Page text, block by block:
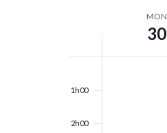
of
Events
MON
30
1h00
2h00